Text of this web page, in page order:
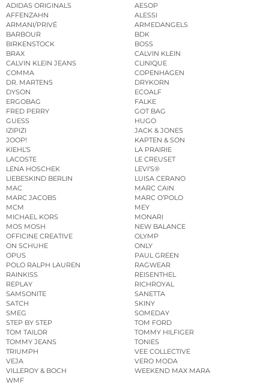
ADIDAS ORIGINALS
AESOP
AFFENZAHN
ALESSI
ARMANI/PRIVÉ
ARMEDANGELS
BARBOUR
BDK
BIRKENSTOCK
BOSS
BRAX
CALVIN KLEIN
CALVIN KLEIN JEANS
CLINIQUE
COMMA
COPENHAGEN
DR. MARTENS
DRYKORN
DYSON
ECOALF
ERGOBAG
FALKE
FRED PERRY
GOT BAG
GUESS
HUGO
IZIPIZI
JACK & JONES
JOOP!
KAPTEN & SON
KIEHL’S
LA PRAIRIE
LACOSTE
LE CREUSET
LENA HOSCHEK
LEVI’S®
LIEBESKIND BERLIN
LUISA CERANO
MAC
MARC CAIN
MARC JACOBS
MARC O’POLO
MCM
MEY
MICHAEL KORS
MONARI
MOS MOSH
NEW BALANCE
OFFICINE CREATIVE
OLYMP
ON SCHUHE
ONLY
OPUS
PAUL GREEN
POLO RALPH LAUREN
RAGWEAR
RAINKISS
REISENTHEL
REPLAY
RICHROYAL
SAMSONITE
SANETTA
SATCH
SKINY
SMEG
SOMEDAY
STEP BY STEP
TOM FORD
TOM TAILOR
TOMMY HILFIGER
TOMMY JEANS
TONIES
TRIUMPH
VEE COLLECTIVE
VEJA
VERO MODA
VILLEROY & BOCH
WEEKEND MAX MARA
WMF